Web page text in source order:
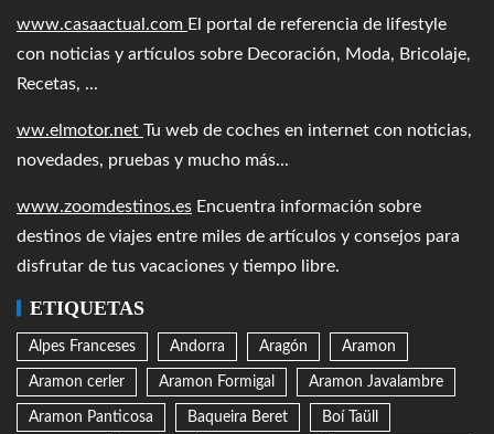
www.casaactual.com El portal de referencia de lifestyle
con noticias y artículos sobre Decoración, Moda, Bricolaje,
Recetas, ...
ww.elmotor.net Tu web de coches en internet con noticias,
novedades, pruebas y mucho más...
www.zoomdestinos.es Encuentra información sobre
destinos de viajes entre miles de artículos y consejos para
disfrutar de tus vacaciones y tiempo libre.
ETIQUETAS
Alpes Franceses Andorra Aragón Aramon
Aramon cerler Aramon Formigal Aramon Javalambre
Aramon Panticosa Baqueira Beret Boí Taüll